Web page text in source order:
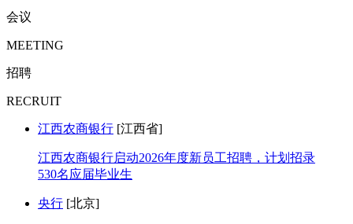
会议
MEETING
招聘
RECRUIT
江西农商银行 [江西省]
江西农商银行启动2026年度新员工招聘，计划招录
530名应届毕业生
央行 [北京]